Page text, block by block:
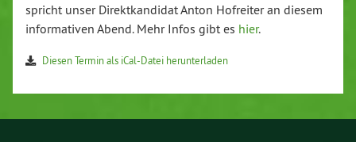
spricht unser Di­rekt­kan­di­dat Anton Hofreiter an diesem
in­for­ma­ti­ven Abend. Mehr Infos gibt es hier.
Diesen Termin als iCal-Da­tei her­un­ter­la­den